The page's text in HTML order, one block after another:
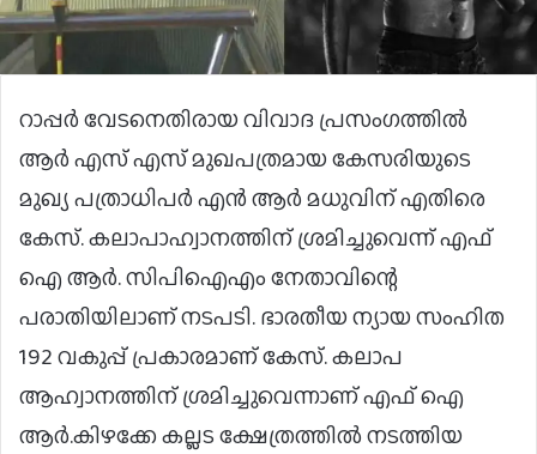
റാപ്പർ വേടനെതിരായ വിവാദ പ്രസംഗത്തിൽ
ആർ എസ് എസ് മുഖപത്രമായ കേസരിയുടെ
മുഖ്യ പത്രാധിപർ എൻ ആർ മധുവിന് എതിരെ
കേസ്. കലാപാഹ്വാനത്തിന് ശ്രമിച്ചുവെന്ന് എഫ്
ഐ ആർ. സിപിഐഎം നേതാവിന്റെ
പരാതിയിലാണ് നടപടി. ഭാരതീയ ന്യായ സംഹിത
192 വകുപ്പ് പ്രകാരമാണ് കേസ്. കലാപ
ആഹ്വാനത്തിന് ശ്രമിച്ചുവെന്നാണ് എഫ് ഐ
ആർ.കിഴക്കേ കല്ലട ക്ഷേത്രത്തിൽ നടത്തിയ